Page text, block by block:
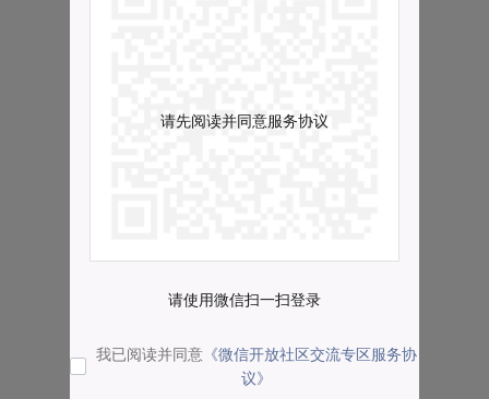
请先阅读并同意服务协议
请使用微信扫一扫登录
我已阅读并同意 《微信开放社区交流专区服务协
议》